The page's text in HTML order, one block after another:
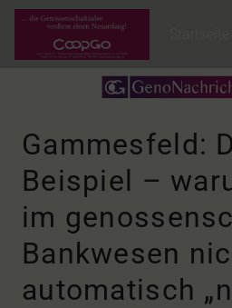
Gammesfeld:
Beispiel –
im
Bankwesen
automatisch